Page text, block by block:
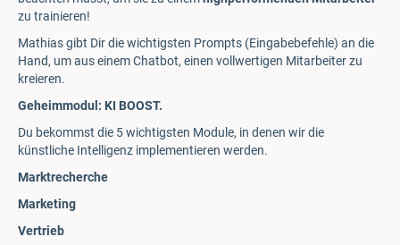
zu trainieren!
Mathias gibt Dir die wichtigsten Prompts (Eingabebefehle) an die
Hand, um aus einem Chatbot, einen vollwertigen Mitarbeiter zu
kreieren.
Geheimmodul: KI BOOST.
Du bekommst die 5 wichtigsten Module, in denen wir die
künstliche Intelligenz implementieren werden.
Marktrecherche
Marketing
Vertrieb